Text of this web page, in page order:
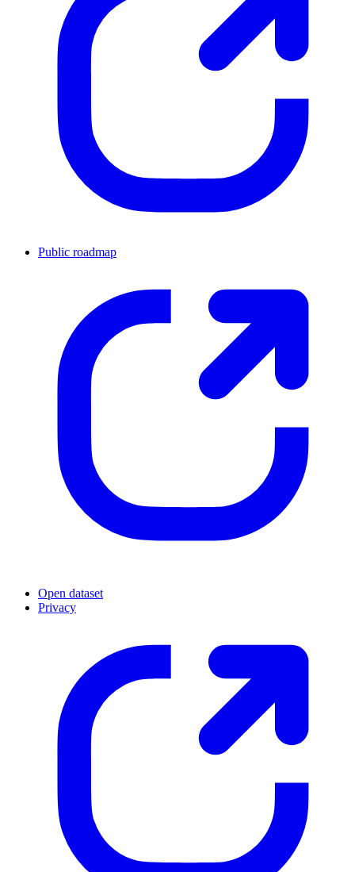
Public roadmap
Open dataset
Privacy